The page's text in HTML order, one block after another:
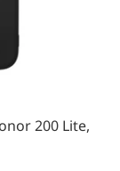
200 Lite,